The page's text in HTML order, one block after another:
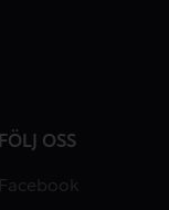
FÖLJ OSS
Facebook